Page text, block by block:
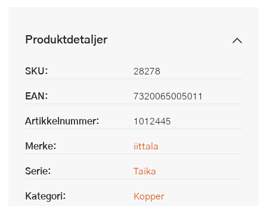
Produktdetaljer
SKU:
28278
EAN:
7320065005011
Artikkelnummer:
1012445
Merke:
iittala
Serie:
Taika
Kategori:
Kopper